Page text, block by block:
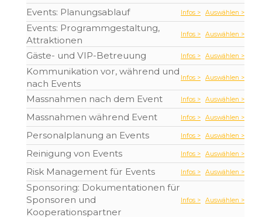
Events: Planungsablauf Infos > Auswählen >
Events: Programmgestaltung,
Attraktionen
Infos > Auswählen >
Gäste- und VIP-Betreuung Infos > Auswählen >
Kommunikation vor, während und
nach Events
Infos > Auswählen >
Massnahmen nach dem Event Infos > Auswählen >
Massnahmen während Event Infos > Auswählen >
Personalplanung an Events Infos > Auswählen >
Reinigung von Events Infos > Auswählen >
Risk Management für Events Infos > Auswählen >
Sponsoring: Dokumentationen für
Sponsoren und
Kooperationspartner
Infos > Auswählen >